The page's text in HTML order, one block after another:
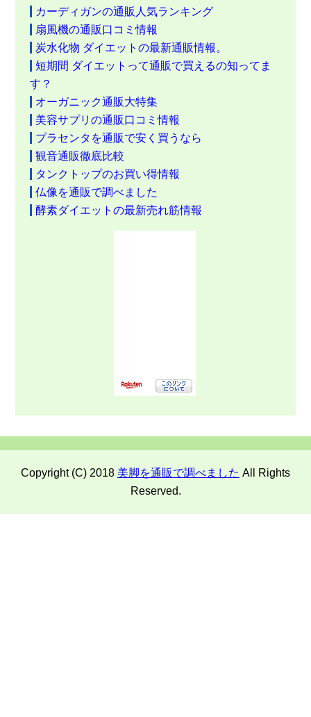
カーディガンの通販人気ランキング
扇風機の通販口コミ情報
炭水化物 ダイエットの最新通販情報。
短期間 ダイエットって通販で買えるの知ってま
す？
オーガニック通販大特集
美容サプリの通販口コミ情報
プラセンタを通販で安く買うなら
観音通販徹底比較
タンクトップのお買い得情報
仏像を通販で調べました
酵素ダイエットの最新売れ筋情報
Copyright (C) 2018 美脚を通販で調べました All Rights
Reserved.